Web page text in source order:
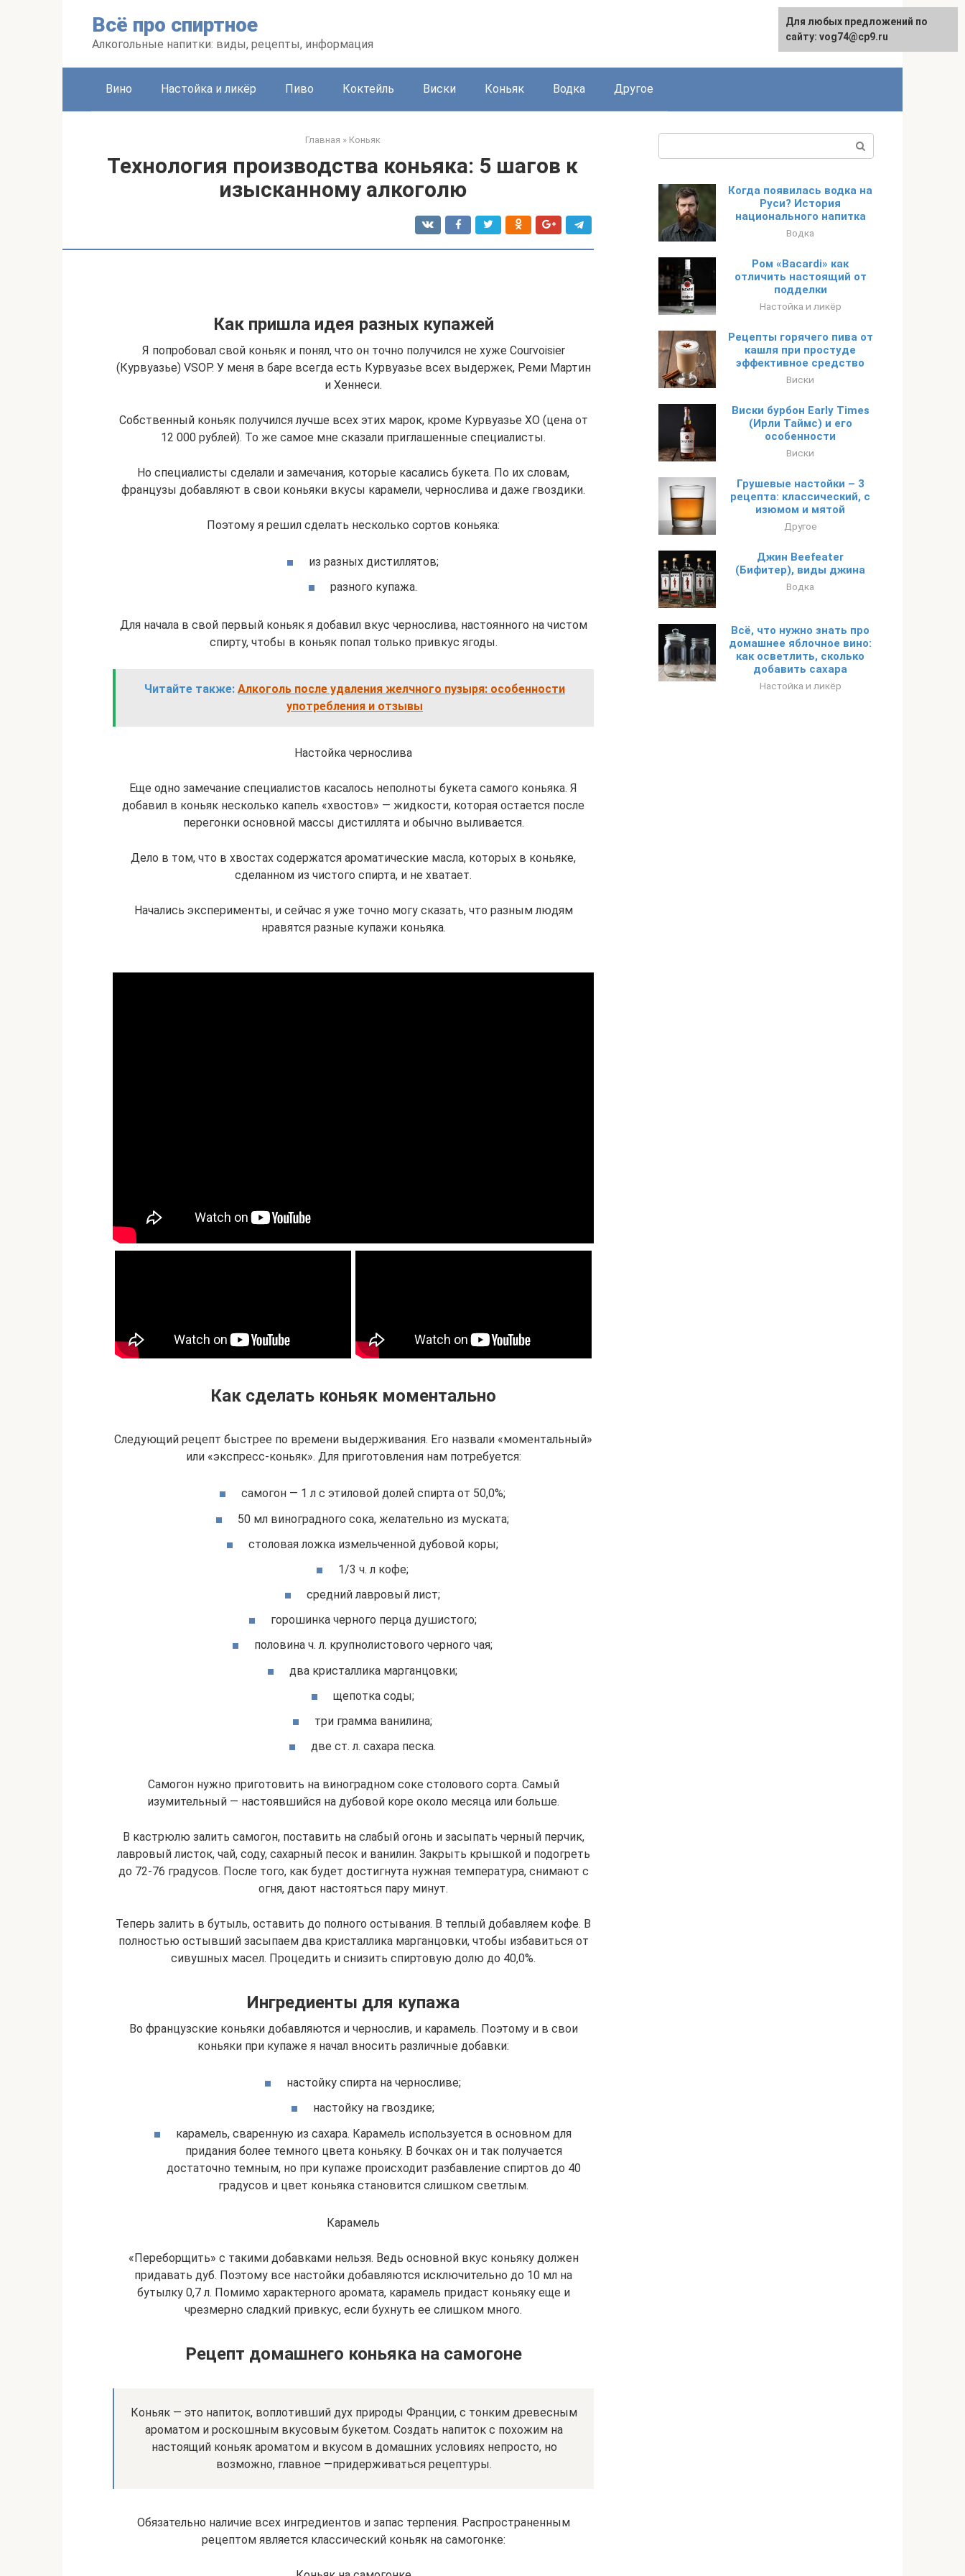
Всё про спиртное
Алкогольные напитки: виды, рецепты, информация
Вино Настойка и ликёр Пиво Коктейль Виски Коньяк Водка Другое
Главная » Коньяк
Технология производства коньяка: 5 шагов к
изысканному алкоголю
Как пришла идея разных купажей
Я попробовал свой коньяк и понял, что он точно получился не хуже Courvoisier
(Курвуазье) VSOP. У меня в баре всегда есть Курвуазье всех выдержек, Реми Мартин
и Хеннеси.
Собственный коньяк получился лучше всех этих марок, кроме Курвуазье ХО (цена от
12 000 рублей). То же самое мне сказали приглашенные специалисты.
Но специалисты сделали и замечания, которые касались букета. По их словам,
французы добавляют в свои коньяки вкусы карамели, чернослива и даже гвоздики.
Поэтому я решил сделать несколько сортов коньяка:
из разных дистиллятов;
разного купажа.
Для начала в свой первый коньяк я добавил вкус чернослива, настоянного на чистом
спирту, чтобы в коньяк попал только привкус ягоды.
Читайте также: Алкоголь после удаления желчного пузыря: особенности
употребления и отзывы
Настойка чернослива
Еще одно замечание специалистов касалось неполноты букета самого коньяка. Я
добавил в коньяк несколько капель «хвостов» — жидкости, которая остается после
перегонки основной массы дистиллята и обычно выливается.
Дело в том, что в хвостах содержатся ароматические масла, которых в коньяке,
сделанном из чистого спирта, и не хватает.
Начались эксперименты, и сейчас я уже точно могу сказать, что разным людям
нравятся разные купажи коньяка.
Как сделать коньяк моментально
Следующий рецепт быстрее по времени выдерживания. Его назвали «моментальный»
или «экспресс-коньяк». Для приготовления нам потребуется:
самогон — 1 л с этиловой долей спирта от 50,0%;
50 мл виноградного сока, желательно из муската;
столовая ложка измельченной дубовой коры;
1/3 ч. л кофе;
средний лавровый лист;
горошинка черного перца душистого;
половина ч. л. крупнолистового черного чая;
два кристаллика марганцовки;
щепотка соды;
три грамма ванилина;
две ст. л. сахара песка.
Самогон нужно приготовить на виноградном соке столового сорта. Самый
изумительный — настоявшийся на дубовой коре около месяца или больше.
В кастрюлю залить самогон, поставить на слабый огонь и засыпать черный перчик,
лавровый листок, чай, соду, сахарный песок и ванилин. Закрыть крышкой и подогреть
до 72-76 градусов. После того, как будет достигнута нужная температура, снимают с
огня, дают настояться пару минут.
Теперь залить в бутыль, оставить до полного остывания. В теплый добавляем кофе. В
полностью остывший засыпаем два кристаллика марганцовки, чтобы избавиться от
сивушных масел. Процедить и снизить спиртовую долю до 40,0%.
Ингредиенты для купажа
Во французские коньяки добавляются и чернослив, и карамель. Поэтому и в свои
коньяки при купаже я начал вносить различные добавки:
настойку спирта на черносливе;
настойку на гвоздике;
карамель, сваренную из сахара. Карамель используется в основном для
придания более темного цвета коньяку. В бочках он и так получается
достаточно темным, но при купаже происходит разбавление спиртов до 40
градусов и цвет коньяка становится слишком светлым.
Карамель
«Переборщить» с такими добавками нельзя. Ведь основной вкус коньяку должен
придавать дуб. Поэтому все настойки добавляются исключительно до 10 мл на
бутылку 0,7 л. Помимо характерного аромата, карамель придаст коньяку еще и
чрезмерно сладкий привкус, если бухнуть ее слишком много.
Рецепт домашнего коньяка на самогоне
Коньяк — это напиток, воплотивший дух природы Франции, с тонким древесным
ароматом и роскошным вкусовым букетом. Создать напиток с похожим на
настоящий коньяк ароматом и вкусом в домашних условиях непросто, но
возможно, главное —придерживаться рецептуры.
Обязательно наличие всех ингредиентов и запас терпения. Распространенным
рецептом является классический коньяк на самогонке:
Когда появилась водка на
Руси? История
национального напитка
Водка
Ром «Bacardi» как
отличить настоящий от
подделки
Настойка и ликёр
Рецепты горячего пива от
кашля при простуде
эффективное средство
Виски
Виски бурбон Early Times
(Ирли Таймс) и его
особенности
Виски
Грушевые настойки – 3
рецепта: классический, с
изюмом и мятой
Другое
Джин Beefeater
(Бифитер), виды джина
Водка
Всё, что нужно знать про
домашнее яблочное вино:
как осветлить, сколько
добавить сахара
Настойка и ликёр
Для любых предложений по
сайту: vog74@cp9.ru